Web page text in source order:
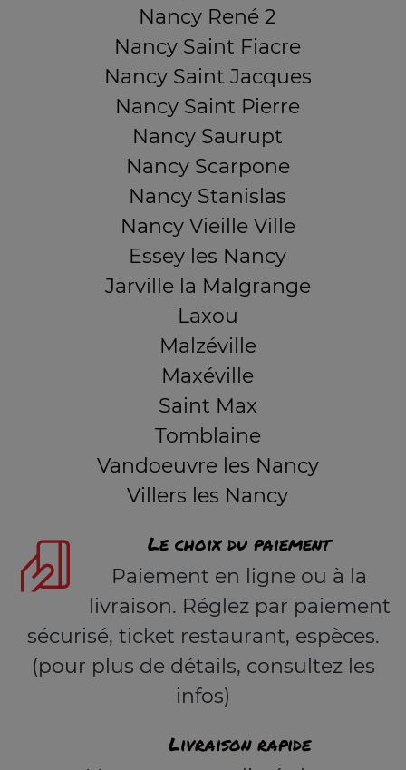
Nancy René 2
Nancy Saint Fiacre
Nancy Saint Jacques
Nancy Saint Pierre
Nancy Saurupt
Nancy Scarpone
Nancy Stanislas
Nancy Vieille Ville
Essey les Nancy
Jarville la Malgrange
Laxou
Malzéville
Maxéville
Saint Max
Tomblaine
Vandoeuvre les Nancy
Villers les Nancy
Le choix du paiement
Paiement en ligne ou à la
livraison. Réglez par paiement
sécurisé, ticket restaurant, espèces.
(pour plus de détails, consultez les
infos)
Livraison rapide